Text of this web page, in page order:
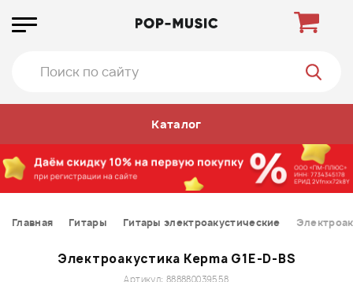
Каталог
Главная Гитары Гитары электроакустические
Электроакустика Kepma G1E-D-BS
Артикул: 888880039558